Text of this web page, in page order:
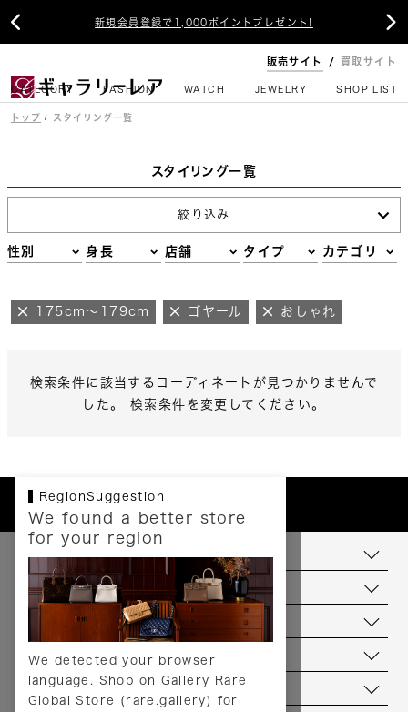
新規会員登録で1,000ポイントプレゼント!
 
販売サイト 買取サイト
CATEGORY FASHION WATCH JEWELRY SHOP LIST
トップ スタイリング一覧
スタイリング一覧
絞り込み
性別 身長 店舗 タイプ カテゴリ
175cm～179cm ゴヤール おしゃれ
検索条件に該当するコーディネートが見つかりませんで
した。 検索条件を変更してください。
RegionSuggestion
We found a better store
for your region
We detected your browser
language. Shop on Gallery Rare
Global Store (rare.gallery) for
お支払いについて
配送について
送料について
返品について